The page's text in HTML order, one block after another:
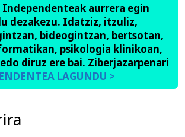
Independenteak aurrera egin
dezakezu. Idatziz, itzuliz,
bideogintzan, bertsotan,
psikologia klinikoan,
diruz ere bai. Ziberjazarpenari
LAGUNDU >